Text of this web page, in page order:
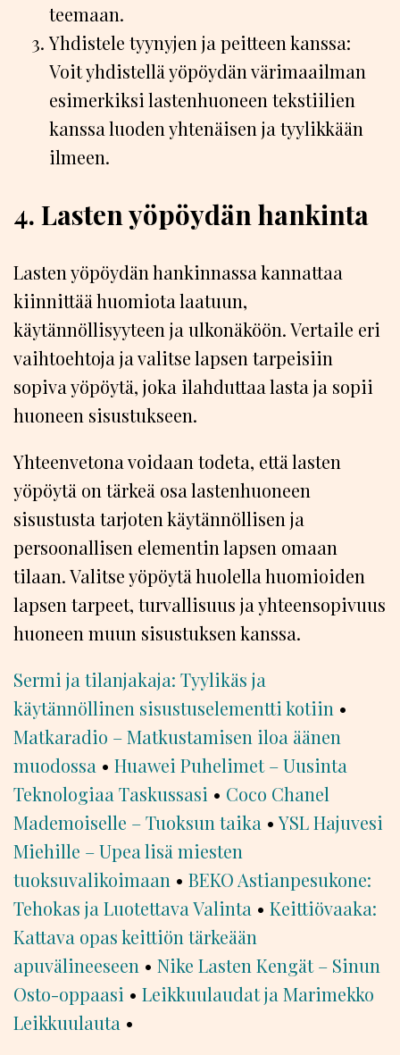
teemaan.
Yhdistele tyynyjen ja peitteen kanssa:
Voit yhdistellä yöpöydän värimaailman
esimerkiksi lastenhuoneen tekstiilien
kanssa luoden yhtenäisen ja tyylikkään
ilmeen.
4. Lasten yöpöydän hankinta
Lasten yöpöydän hankinnassa kannattaa
kiinnittää huomiota laatuun,
käytännöllisyyteen ja ulkonäköön. Vertaile eri
vaihtoehtoja ja valitse lapsen tarpeisiin
sopiva yöpöytä, joka ilahduttaa lasta ja sopii
huoneen sisustukseen.
Yhteenvetona voidaan todeta, että lasten
yöpöytä on tärkeä osa lastenhuoneen
sisustusta tarjoten käytännöllisen ja
persoonallisen elementin lapsen omaan
tilaan. Valitse yöpöytä huolella huomioiden
lapsen tarpeet, turvallisuus ja yhteensopivuus
huoneen muun sisustuksen kanssa.
Sermi ja tilanjakaja: Tyylikäs ja
käytännöllinen sisustuselementti kotiin •
Matkaradio – Matkustamisen iloa äänen
muodossa • Huawei Puhelimet – Uusinta
Teknologiaa Taskussasi • Coco Chanel
Mademoiselle – Tuoksun taika •YSL Hajuvesi
Miehille – Upea lisä miesten
tuoksuvalikoimaan • BEKO Astianpesukone:
Tehokas ja Luotettava Valinta • Keittiövaaka:
Kattava opas keittiön tärkeään
apuvälineeseen • Nike Lasten Kengät – Sinun
Osto-oppaasi • Leikkuulaudat ja Marimekko
Leikkuulauta •